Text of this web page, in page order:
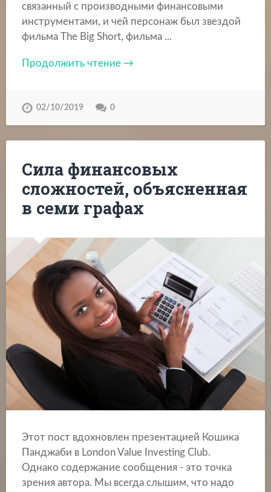
связанный с производными финансовыми
инструментами, и чей персонаж был звездой
фильма The Big Short, фильма ...
Продолжить чтение →
02/10/2019 0
Сила финансовых
сложностей, объясненная
в семи графах
Этот пост вдохновлен презентацией Кошика
Панджаби в London Value Investing Club.
Однако содержание сообщения - это точка
зрения автора. Мы всегда слышим, что надо